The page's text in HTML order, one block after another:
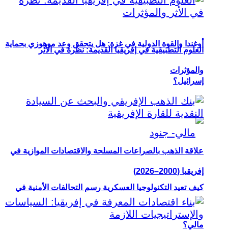
أوغندا والقوة الدولية في غزة: هل يتحقق وعد موهوزي بحماية
إسرائيل؟
كيف تعيد التكنولوجيا العسكرية رسم التحالفات الأمنية في
مالي؟
العلوم التطبيقية في إفريقيا القديمة: نظرة في الأثر
والمؤثرات
علاقة الذهب بالصراعات المسلحة والاقتصادات الموازية في
إفريقيا (2000–2026)